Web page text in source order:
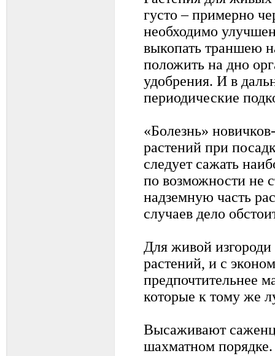
густо – примерно
необходимо
выкопать траншею
положить на дно
удобрения. И в
периодические
«Болезнь»
растений при
следует сажать
по возможности не
надземную часть
случаев дело
Для живой изгороди
растений, и с
предпочтительнее
которые к тому же
Высаживают
шахматном